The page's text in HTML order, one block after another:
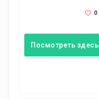
0
Посмотреть здесь